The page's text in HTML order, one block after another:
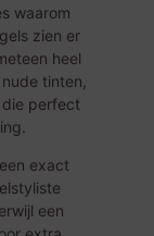
waarom
zien er
heel
tinten,
perfect
exact
een